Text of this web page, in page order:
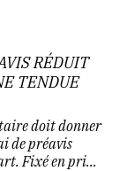
RÉDUIT
TENDUE
doit donner
de préavis
Fixé en pri...